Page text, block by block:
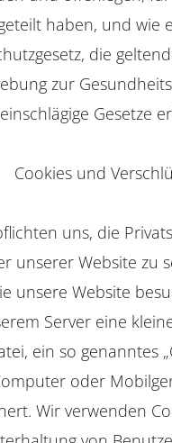
haben, und wie
die
zur
Gesetze
und
uns, die
unserer Website zu
unsere Website
Server eine
ein so genanntes
oder
Wir verwenden